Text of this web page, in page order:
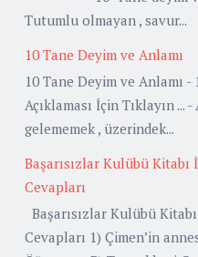
Tutumlu olmayan , savur...
10 Tane Deyim ve Anlamı
10 Tane Deyim ve Anlamı -
Açıklaması İçin Tıklayın
gelememek , üzerindek...
Başarısızlar Kulübü
Cevapları
Başarısızlar Kulübü
Cevapları 1) Çimen’in